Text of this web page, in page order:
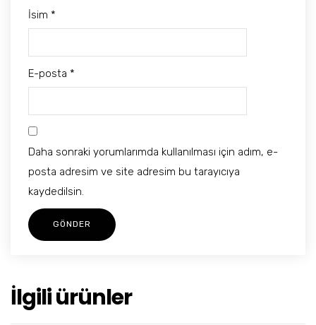
İsim *
E-posta *
Daha sonraki yorumlarımda kullanılması için adım, e-
posta adresim ve site adresim bu tarayıcıya
kaydedilsin.
İlgili ürünler